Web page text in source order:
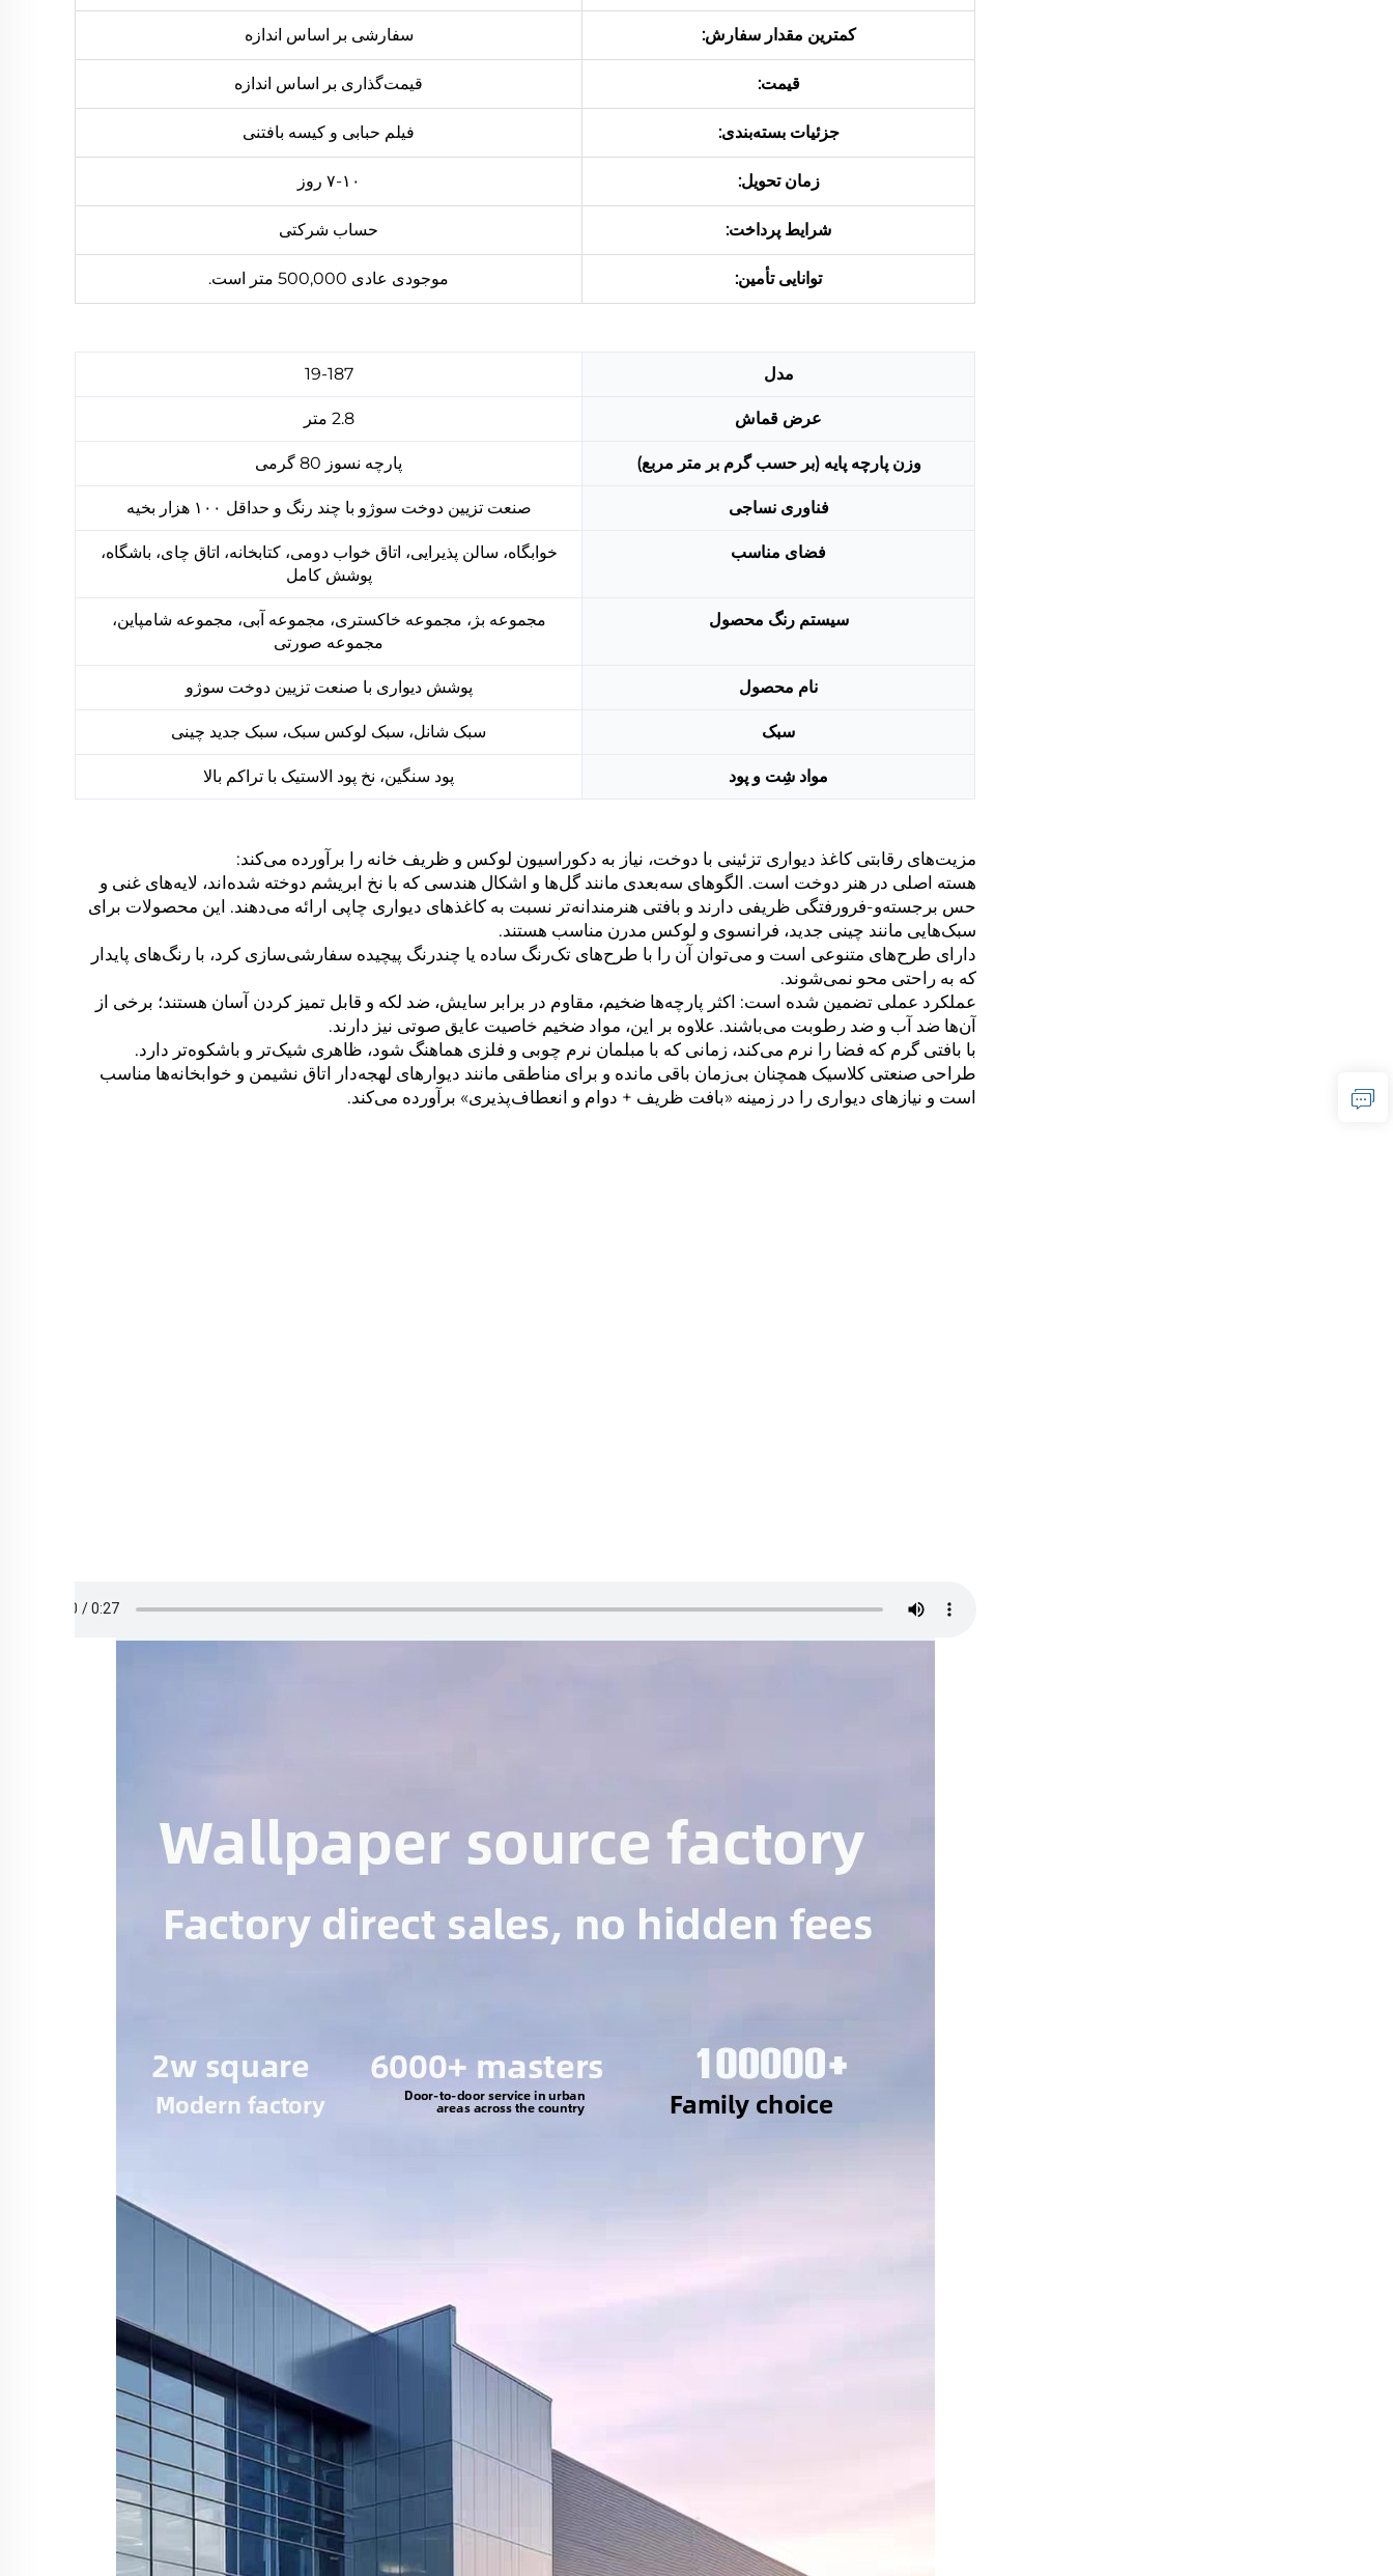
کمترین مقدار سفارش: سفارشی بر اساس اندازه
قیمت: قیمت‌گذاری بر اساس اندازه
جزئیات بسته‌بندی: فیلم حبابی و کیسه بافتنی
زمان تحویل: ۷-۱۰ روز
شرایط پرداخت: حساب شرکتی
توانایی تأمین: موجودی عادی 500,000 متر است.
مدل 19-187
عرض قماش 2.8 متر
وزن پارچه پایه (بر حسب گرم بر متر مربع) پارچه نسوز 80 گرمی
فناوری نساجی صنعت تزیین دوخت سوژو با چند رنگ و حداقل ۱۰۰ هزار بخیه
فضای مناسب
خوابگاه، سالن پذیرایی، اتاق خواب دومی، کتابخانه، اتاق چای، باشگاه،
پوشش کامل
سیستم رنگ محصول
مجموعه بژ، مجموعه خاکستری، مجموعه آبی، مجموعه شامپاین،
مجموعه صورتی
نام محصول پوشش دیواری با صنعت تزیین دوخت سوژو
سبک سبک شانل، سبک لوکس سبک، سبک جدید چینی
مواد شِت و پود پود سنگین، نخ پود الاستیک با تراکم بالا
مزیت‌های رقابتی کاغذ دیواری تزئینی با دوخت، نیاز به دکوراسیون لوکس و ظریف خانه را برآورده می‌کند:
هسته اصلی در هنر دوخت است. الگوهای سه‌بعدی مانند گل‌ها و اشکال هندسی که با نخ ابریشم دوخته شده‌اند، لایه‌های غنی و
حس برجسته‌و-فرورفتگی ظریفی دارند و بافتی هنرمندانه‌تر نسبت به کاغذهای دیواری چاپی ارائه می‌دهند. این محصولات برای
سبک‌هایی مانند چینی جدید، فرانسوی و لوکس مدرن مناسب هستند.
دارای طرح‌های متنوعی است و می‌توان آن را با طرح‌های تک‌رنگ ساده یا چندرنگ پیچیده سفارشی‌سازی کرد، با رنگ‌های پایدار
که به راحتی محو نمی‌شوند.
عملکرد عملی تضمین شده است: اکثر پارچه‌ها ضخیم، مقاوم در برابر سایش، ضد لکه و قابل تمیز کردن آسان هستند؛ برخی از
آن‌ها ضد آب و ضد رطوبت می‌باشند. علاوه بر این، مواد ضخیم خاصیت عایق صوتی نیز دارند.
با بافتی گرم که فضا را نرم می‌کند، زمانی که با مبلمان نرم چوبی و فلزی هماهنگ شود، ظاهری شیک‌تر و باشکوه‌تر دارد.
طراحی صنعتی کلاسیک همچنان بی‌زمان باقی مانده و برای مناطقی مانند دیوارهای لهجه‌دار اتاق نشیمن و خوابخانه‌ها مناسب
است و نیازهای دیواری را در زمینه «بافت ظریف + دوام و انعطاف‌پذیری» برآورده می‌کند.